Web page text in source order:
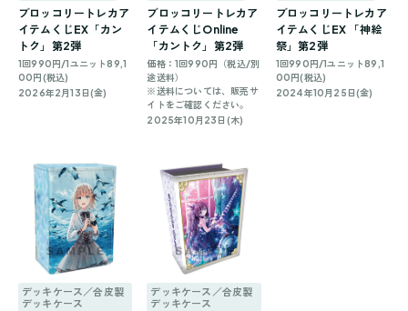
ブロッコリートレカア
イテムくじEX「カン
トク」第2弾
1回990円/1ユニット89,1
00円(税込)
2026年2月13日(金)
ブロッコリートレカア
イテムくじOnline
「カントク」第2弾
価格：1回990円（税込/別
途送料）
※送料については、販売サ
イトをご確認ください。
2025年10月23日(木)
ブロッコリートレカア
イテムくじEX 「神絵
祭」第2弾
1回990円/1ユニット89,1
00円(税込)
2024年10月25日(金)
デッキケース／合皮製
デッキケース
デッキケース／合皮製
デッキケース